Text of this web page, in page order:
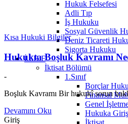
Hukuk Felsefesi
Adli Tıp
İş Hukuku
Sosyal Güvenlik
Deniz Ticareti
Sigorta Hukuku
İ.İ.B.F
İktisat Bölümü
1.Sınıf
Borçlar
Finansal
Genel
Hukuka Giriş
İktisat
Kısa Hukuki Bilgiler
Hukukta Boşluk Kavramı
-
Boşluk Kavramı Bir hukukî sorun
Devamını Oku
Giriş